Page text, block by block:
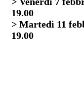
19.00
> Martedì 11
19.00